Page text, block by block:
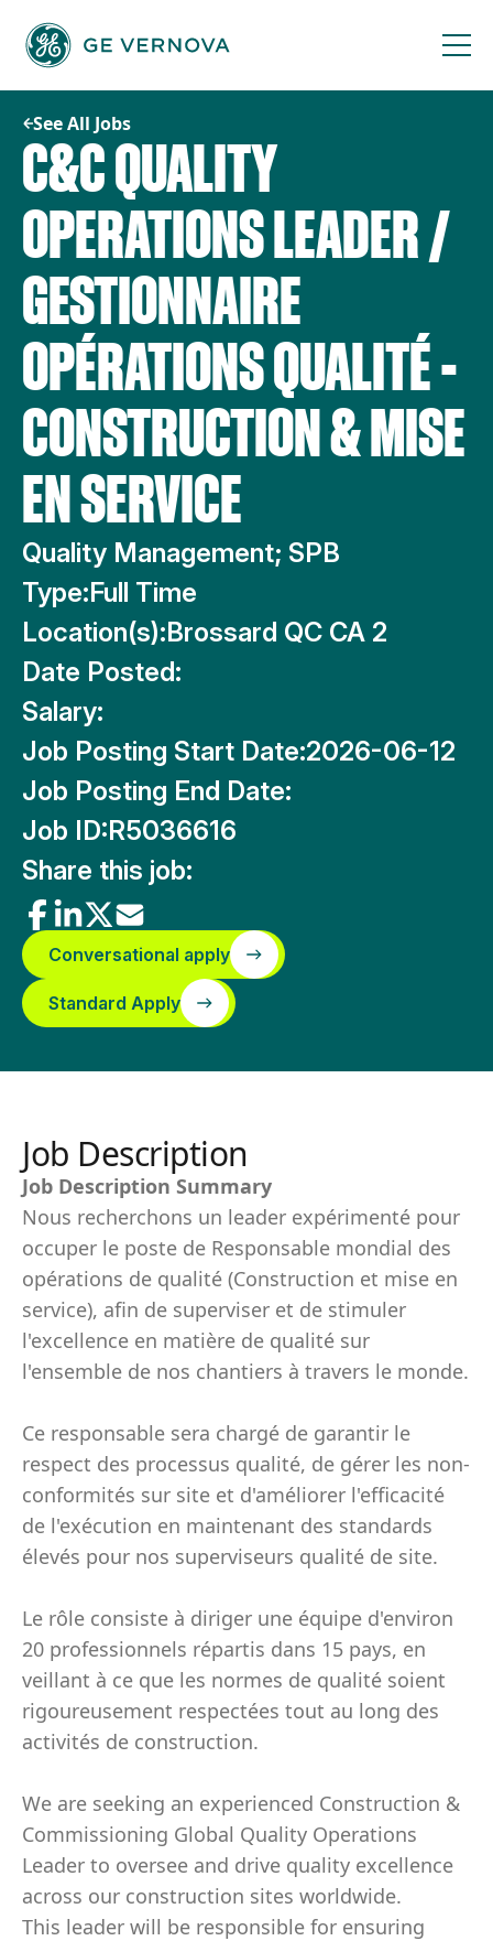
content
See All Jobs
C&C QUALITY
OPERATIONS LEADER /
GESTIONNAIRE
OPÉRATIONS QUALITÉ -
CONSTRUCTION & MISE
EN SERVICE
Quality Management; SPB
Type:Full Time
Location(s):Brossard QC CA 2
Date Posted:
Salary:
Job Posting Start Date:2026-06-12
Job Posting End Date:
Job ID:R5036616
Share this job:
Conversational apply
Standard Apply
Job Description
Job Description Summary
Nous recherchons un leader expérimenté pour
occuper le poste de Responsable mondial des
opérations de qualité (Construction et mise en
service), afin de superviser et de stimuler
l'excellence en matière de qualité sur
l'ensemble de nos chantiers à travers le monde.
Ce responsable sera chargé de garantir le
respect des processus qualité, de gérer les non-
conformités sur site et d'améliorer l'efficacité
de l'exécution en maintenant des standards
élevés pour nos superviseurs qualité de site.
Le rôle consiste à diriger une équipe d'environ
20 professionnels répartis dans 15 pays, en
veillant à ce que les normes de qualité soient
rigoureusement respectées tout au long des
activités de construction.
We are seeking an experienced Construction &
Commissioning Global Quality Operations
Leader to oversee and drive quality excellence
across our construction sites worldwide.
This leader will be responsible for ensuring